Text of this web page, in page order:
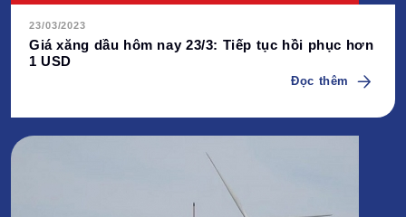
23/03/2023
Giá xăng dầu hôm nay 23/3: Tiếp tục hồi phục hơn
1 USD
Đọc thêm